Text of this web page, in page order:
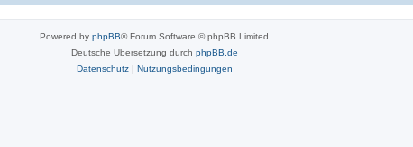
Powered by phpBB® Forum Software © phpBB Limited
Deutsche Übersetzung durch phpBB.de
Datenschutz| Nutzungsbedingungen